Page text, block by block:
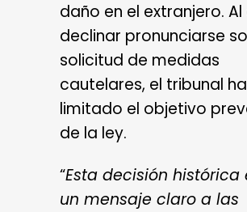
daño en el extranjero.
declinar pronunciarse
solicitud de medidas
cautelares, el tribunal ha
limitado el objetivo
de la ley.
“Esta decisión histórica
un mensaje claro a las